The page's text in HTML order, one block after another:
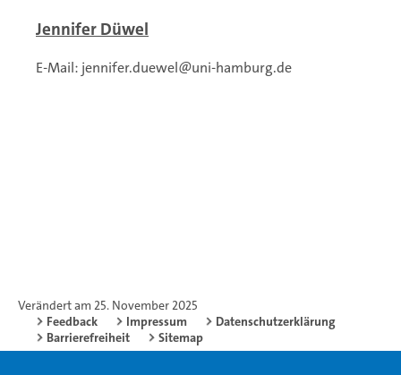
Jennifer Düwel
E-Mail: jennifer.duewel@uni-hamburg.de
Verändert am 25. November 2025
Feedback
Impressum
Datenschutzerklärung
Barrierefreiheit
Sitemap